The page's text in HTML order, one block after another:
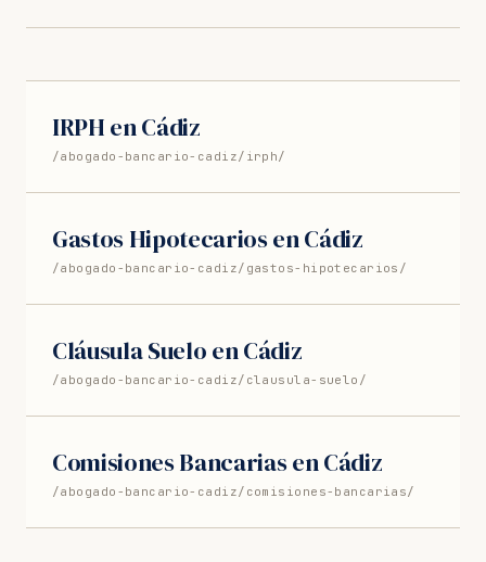
IRPH en Cádiz
/abogado-bancario-cadiz/irph/
Gastos Hipotecarios en Cádiz
/abogado-bancario-cadiz/gastos-hipotecarios/
Cláusula Suelo en Cádiz
/abogado-bancario-cadiz/clausula-suelo/
Comisiones Bancarias en Cádiz
/abogado-bancario-cadiz/comisiones-bancarias/